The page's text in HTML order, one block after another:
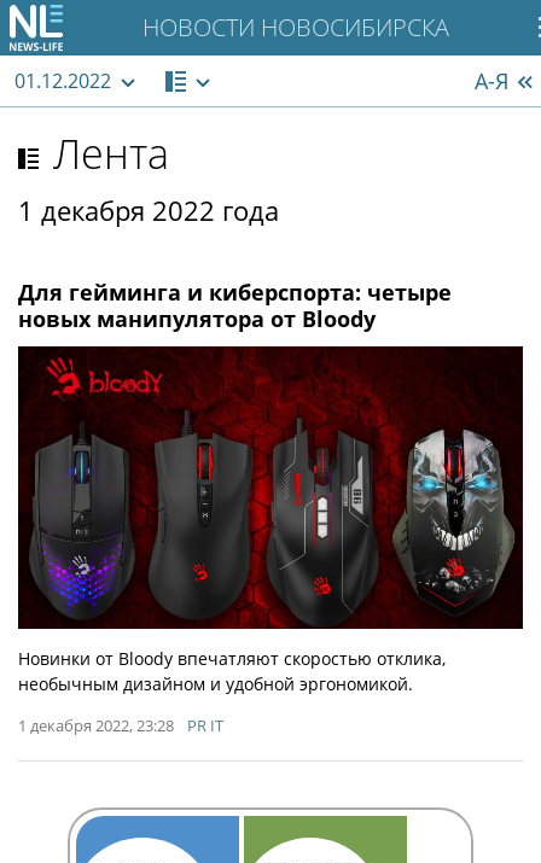
НОВОСТИ НОВОСИБИРСКА
01.12.2022 А-Я
Лента
1 декабря 2022 года
Для гейминга и киберспорта: четыре
новых манипулятора от Bloody
Новинки от Bloody впечатляют скоростью отклика,
необычным дизайном и удобной эргономикой.
1 декабря 2022, 23:28 PR IT